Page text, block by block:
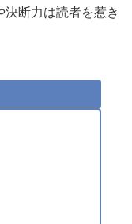
断力は読者を惹き